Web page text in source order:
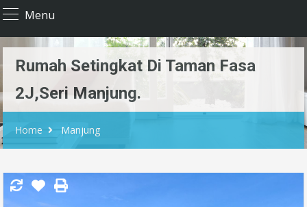
Menu
Rumah Setingkat Di Taman Fasa
2J,Seri Manjung.
Home Manjung